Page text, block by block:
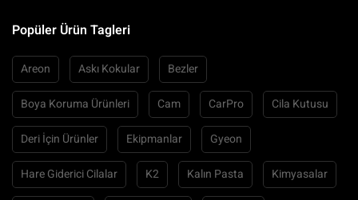
Popüler Ürün Tagleri
Areon Askı Kokular Bezler
Boya Koruma Ürünleri Cam CarPro Cila Kutusu
Deri İçin Ürünler Ekipmanlar Gyeon
Hare Giderici Cilalar K2 Kalın Pasta Kimyasalar